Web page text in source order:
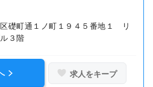
礎町通１ノ町１９４５番地１ リ
３階
求人をキープ